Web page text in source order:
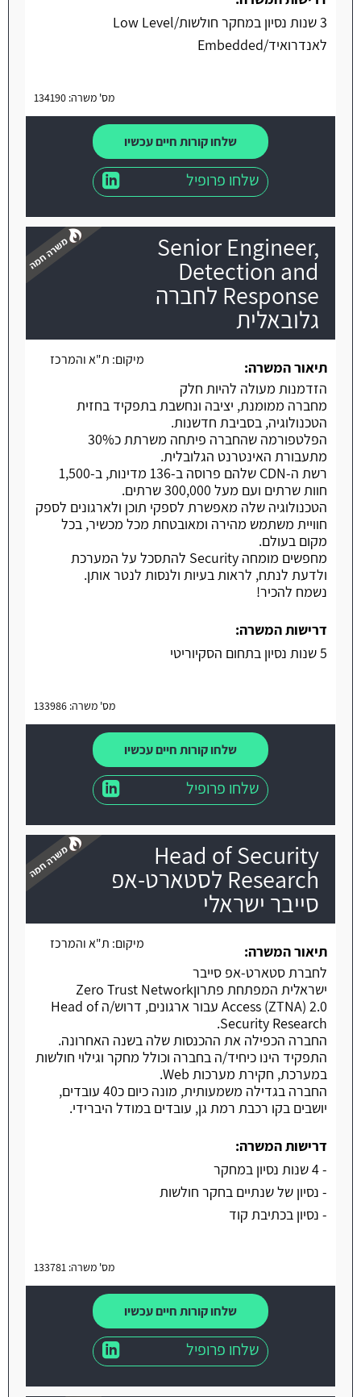
3 שנות נסיון במחקר חולשות/Low Level
לאנדרואיד/Embedded
מס' משרה: 134190
שלחו קורות חיים עכשיו
שלחו פרופיל
Senior Engineer,
Detection and
Response לחברה
גלובאלית
מיקום: ת"א והמרכז
תיאור המשרה:
הזדמנות מעולה להיות חלק
מחברה ממומנת, יציבה ונחשבת בתפקיד בחזית
הטכנולוגיה, בסביבת חדשנות.
הפלטפורמה שהחברה פיתחה משרתת כ30%
מתעבורת האינטרנט הגלובלית.
רשת ה-CDN שלהם פרוסה ב-136 מדינות, ב-1,500
חוות שרתים ועם מעל 300,000 שרתים.
הטכנולוגיה שלה מאפשרת לספקי תוכן ולארגונים לספק
חוויית משתמש מהירה ומאובטחת מכל מכשיר, בכל
מקום בעולם.
מחפשים מומחה Security להתסכל על המערכת
ולדעת לנתח, לראות בעיות ולנסות לנטר אותן.
נשמח להכיר!
דרישות המשרה:
5 שנות נסיון בתחום הסקיוריטי
מס' משרה: 133986
שלחו קורות חיים עכשיו
שלחו פרופיל
Head of Security
Research לסטארט-אפ
סייבר ישראלי
משרה חמה
מיקום: ת"א והמרכז
תיאור המשרה:
לחברת סטארט-אפ סייבר
ישראלית המפתחת פתרוןZero Trust Network
Access (ZTNA) 2.0 עבור ארגונים, דרוש/ה Head of
Security Research.
החברה הכפילה את ההכנסות שלה בשנה האחרונה.
התפקיד הינו כיחיד/ה בחברה וכולל מחקר וגילוי חולשות
במערכת, חקירת מערכות Web.
החברה בגדילה משמעותית, מונה כיום כ40 עובדים,
יושבים בקו רכבת רמת גן, עובדים במודל היברידי.
דרישות המשרה:
- 4 שנות נסיון במחקר
- נסיון של שנתיים בחקר חולשות
- נסיון בכתיבת קוד
מס' משרה: 133781
שלחו קורות חיים עכשיו
שלחו פרופיל